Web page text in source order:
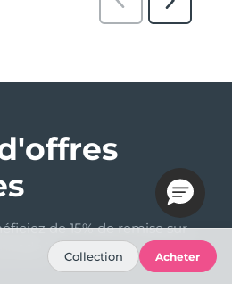
de 15% de remise sur
!
Collection Acheter